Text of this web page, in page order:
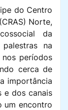
do Centro
Norte,
da
na
nos períodos
cerca de
importância
e dos canais
um encontro